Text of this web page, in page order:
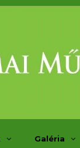
Galéria